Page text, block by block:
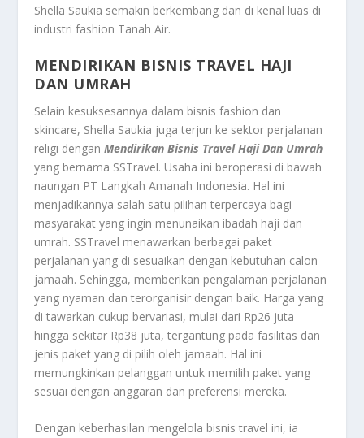
Shella Saukia semakin berkembang dan di kenal luas di
industri fashion Tanah Air.
MENDIRIKAN BISNIS TRAVEL HAJI
DAN UMRAH
Selain kesuksesannya dalam bisnis fashion dan
skincare, Shella Saukia juga terjun ke sektor perjalanan
religi denganMendirikan Bisnis Travel Haji Dan Umrah
yang bernama SSTravel. Usaha ini beroperasi di bawah
naungan PT Langkah Amanah Indonesia. Hal ini
menjadikannya salah satu pilihan terpercaya bagi
masyarakat yang ingin menunaikan ibadah haji dan
umrah. SSTravel menawarkan berbagai paket
perjalanan yang di sesuaikan dengan kebutuhan calon
jamaah. Sehingga, memberikan pengalaman perjalanan
yang nyaman dan terorganisir dengan baik. Harga yang
di tawarkan cukup bervariasi, mulai dari Rp26 juta
hingga sekitar Rp38 juta, tergantung pada fasilitas dan
jenis paket yang di pilih oleh jamaah. Hal ini
memungkinkan pelanggan untuk memilih paket yang
sesuai dengan anggaran dan preferensi mereka.
Dengan keberhasilan mengelola bisnis travel ini, ia